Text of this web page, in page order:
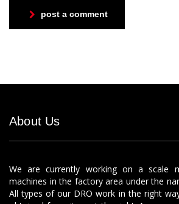
post a comment
About Us
We are currently working on a scale
machines in the factory area under the
All types of our DRO work in the right